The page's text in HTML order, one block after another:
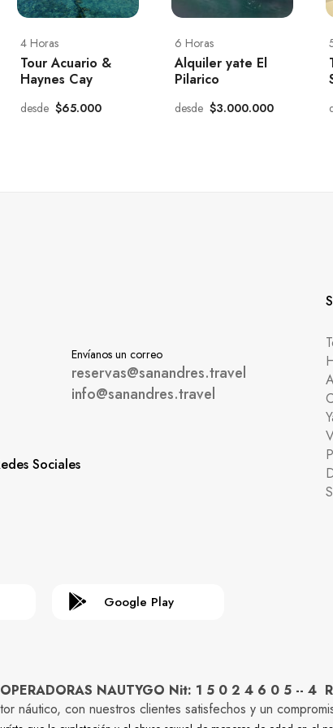
4 Horas
Tour Acuario &
Haynes Cay
desde $65.000
6 Horas
Alquiler yate El
Pilarico
desde $3.000.000
Envíanos un correo
reservas@sanandres.travel
info@sanandres.travel
Sociales
Google Play
NAUTYGO Nit: 1 5 0 2 4 6 0 5 -- 4
náutico, con nuestros clientes satisfechos y un